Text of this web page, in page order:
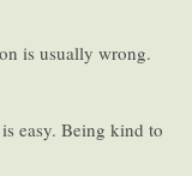
is usually wrong.
easy. Being kind to